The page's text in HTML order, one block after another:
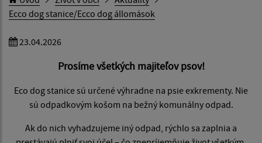
Ecco dog stanice/Ecco dog állomások
23.04.2026
Prosíme všetkých majiteľov psov!
Eco dog stanice sú určené výhradne na psie exkrementy. Nie
sú odpadkovým košom na bežný komunálny odpad.
Ak do nich vyhadzujeme iný odpad, rýchlo sa zaplnia a